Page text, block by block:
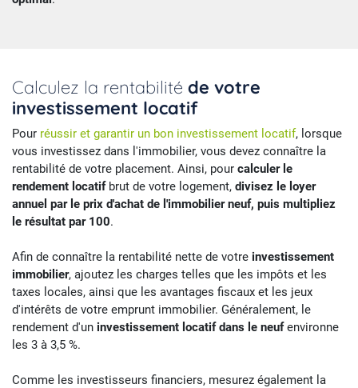
Calculez la rentabilité de votre
investissement locatif
Pour réussir et garantir un bon investissement locatif, lorsque
vous investissez dans l'immobilier, vous devez connaître la
rentabilité de votre placement. Ainsi, pour calculer le
rendement locatifbrut de votre logement, divisez le loyer
annuel par le prix d'achat de l'immobilier neuf, puis multipliez
le résultat par 100.
Afin de connaître la rentabilité nette de votre investissement
immobilier, ajoutez les charges telles que les impôts et les
taxes locales, ainsi que les avantages fiscaux et les jeux
d'intérêts de votre emprunt immobilier. Généralement, le
rendement d'un investissement locatif dans le neufenvironne
les 3 à 3,5 %.
Comme les investisseurs financiers, mesurez également la